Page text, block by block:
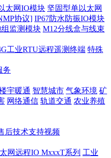
太网IO模块 坚固型单以太网
协议] IP67防水防振IO模块
监测模块 M12分线盒与线束
工业RTU远程遥测终端 特殊
务
宇暖通 智慧城市 气象环境 矿
网络通信 轨道交通 农业养殖
后技术支持视频
网远程IO MxxxT系列 工业